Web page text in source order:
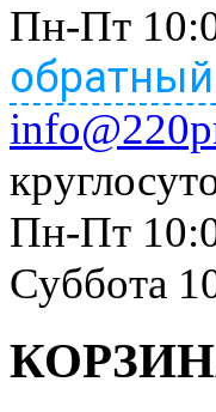
Пн-Пт
Пн-Пт
Суббота